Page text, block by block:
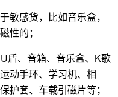
敏感货，比如音乐盒，
性的；
盾、音箱、音乐盒、K歌
动手环、学习机、相
护套、车载引磁片等；